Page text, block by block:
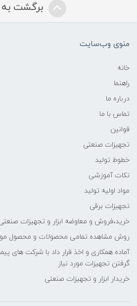
برگشت به
منوی وب‌سایت
خانه
راهنما
درباره ما
تماس با ما
قوانین
تجهیزات صنعتی
خطوط تولید
نکات آموزشی
مواد اولیه تولید
تجهیزات برقی
خرید،فروش و معاوضه ابزار و تجهیزات
روش مشاهده تمامی محصولات و محصول
آماده همکاری و اخذ قرار داد با شرکت های
گرفتن تجهیزات مورد نیاز
خریدار ابزار و تجهیزات صنعتی